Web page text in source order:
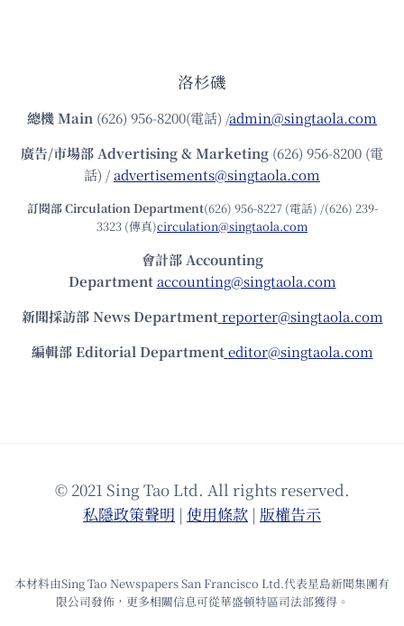
洛杉磯
總機Main (626) 956-8200(電話) /admin@singtaola.com
廣告/市場部Advertising & Marketing (626) 956-8200 (電
話) /advertisements@singtaola.com
訂閱部 Circulation Department(626) 956-8227 (電話) /(626) 239-
3323 (傳真)circulation@singtaola.com
會計部 Accounting
Department accounting@singtaola.com
新聞採訪部 News Department reporter@singtaola.com
編輯部 Editorial Department editor@singtaola.com
© 2021 Sing Tao Ltd. All rights reserved.
私隱政策聲明 | 使⽤條款 | 版權告⽰
本材料由Sing Tao Newspapers San Francisco Ltd.代表星島新聞集團有
限公司發佈，更多相關信息可從華盛頓特區司法部獲得。